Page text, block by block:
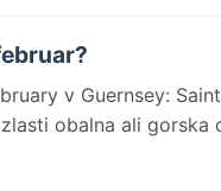
v Guernsey:
obalna ali